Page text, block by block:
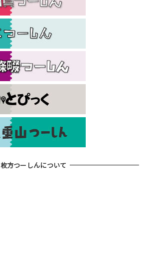
枚方つーしんについて